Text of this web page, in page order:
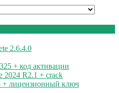
2.6.4.0
+ код активации
2024 R2.1 + crack
+ лицензионный ключ